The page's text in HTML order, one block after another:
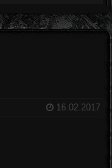
16.02.2017